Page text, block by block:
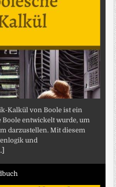
Kalkül von Boole ist ein
entwickelt wurde, um
darzustellen. Mit diesem
und